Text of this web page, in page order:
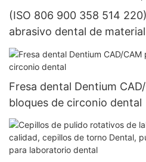
(ISO 806 900 358 514
abrasivo dental de
completamente de alta
Fresa dental Dentium
bloques de circonio dental